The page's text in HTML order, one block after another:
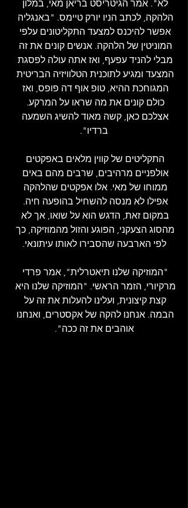
לא". אמר הגיטריסט בריאן מאי, במלון
הלהקה, לכתב הניו יורק טיימס. "באנגליה
אפשר להיכנס למצעד התקליטונים עלפי
המוניטין של הלהקה. אנשים קונים את זה
מבלי להניד עפעף, ואז אתה עולה לפסגת
המצעד ומגיע לתוכנית הטלוויזיה הבריטית
המגוחכת ההיא, טופ אוף דה פופס, ואז
כולם קונים את מה שראו על המרקע.
אצלכם כאן, קשה מאוד להשיג השמעה
ברדיו".
התקליטים של קווין מלאים באפקטים
אולפניים מרהיבים, שרבים מהם באים
ממוחו של מאי. אלו אפקטים שהלהקה
אפילו לא מנסה להשחיל בהופעה חיה.
במקום זאת, הדגש הוא על שואו, אך לא
מהסוג הצעקני, הפוגע והזול מהמוזיקה, כך
לפי הארבעה שהסבירו לאותו עיתונאי.
"המוזיקה שלנו תיאטרלית", אמר פרדי
מרקיורי, הזמר הראשי. "המוזיקה שלנו היא
קצת קיצונית, ועלינו להעלות את זה על
הבמה. אנחנו להקה של אקסטרים, ואנחנו
אוהבים את זה ככה".